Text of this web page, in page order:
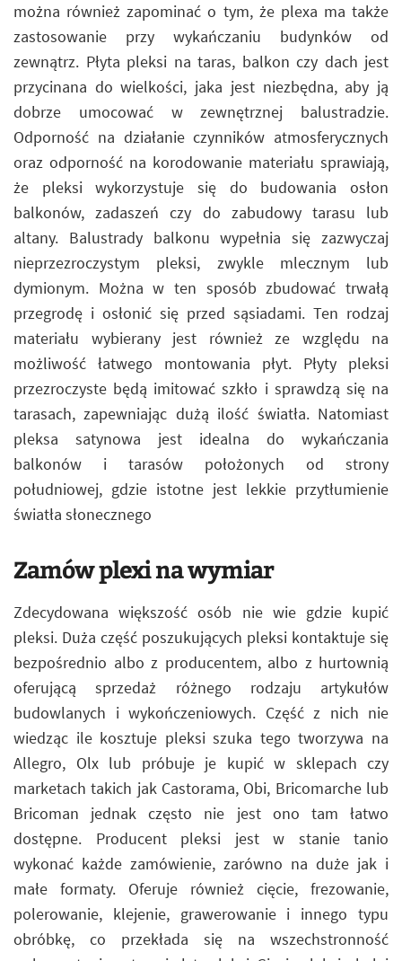
można również zapominać o tym, że plexa ma także
zastosowanie przy wykańczaniu budynków od
zewnątrz. Płyta pleksi na taras, balkon czy dach jest
przycinana do wielkości, jaka jest niezbędna, aby ją
dobrze umocować w zewnętrznej balustradzie.
Odporność na działanie czynników atmosferycznych
oraz odporność na korodowanie materiału sprawiają,
że pleksi wykorzystuje się do budowania osłon
balkonów, zadaszeń czy do zabudowy tarasu lub
altany. Balustrady balkonu wypełnia się zazwyczaj
nieprzezroczystym pleksi, zwykle mlecznym lub
dymionym. Można w ten sposób zbudować trwałą
przegrodę i osłonić się przed sąsiadami. Ten rodzaj
materiału wybierany jest również ze względu na
możliwość łatwego montowania płyt. Płyty pleksi
przezroczyste będą imitować szkło i sprawdzą się na
tarasach, zapewniając dużą ilość światła. Natomiast
pleksa satynowa jest idealna do wykańczania
balkonów i tarasów położonych od strony
południowej, gdzie istotne jest lekkie przytłumienie
światła słonecznego
Zamów plexi na wymiar
Zdecydowana większość osób nie wie gdzie kupić
pleksi. Duża część poszukujących pleksi kontaktuje się
bezpośrednio albo z producentem, albo z hurtownią
oferującą sprzedaż różnego rodzaju artykułów
budowlanych i wykończeniowych. Część z nich nie
wiedząc ile kosztuje pleksi szuka tego tworzywa na
Allegro, Olx lub próbuje je kupić w sklepach czy
marketach takich jak Castorama, Obi, Bricomarche lub
Bricoman jednak często nie jest ono tam łatwo
dostępne. Producent pleksi jest w stanie tanio
wykonać każde zamówienie, zarówno na duże jak i
małe formaty. Oferuje również cięcie, frezowanie,
polerowanie, klejenie, grawerowanie i innego typu
obróbkę, co przekłada się na wszechstronność